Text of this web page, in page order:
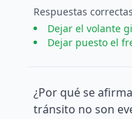
Respuestas correctas
Dejar el volante
Dejar puesto el
¿Por qué se
tránsito no son